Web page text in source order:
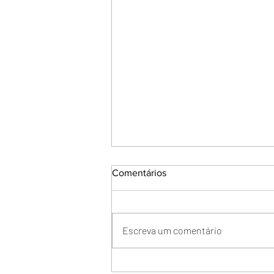
O que é o PBQP-H?
Comentários
Escreva um comentário